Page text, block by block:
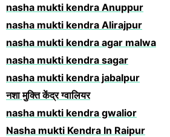
nasha mukti kendra Anuppur
nasha mukti kendra Alirajpur
nasha mukti kendra agar malwa
nasha mukti kendra sagar
nasha mukti kendra jabalpur
नशा मुक्ति केंद्र ग्वालियर
nasha mukti kendra gwalior
Nasha mukti Kendra In Raipur